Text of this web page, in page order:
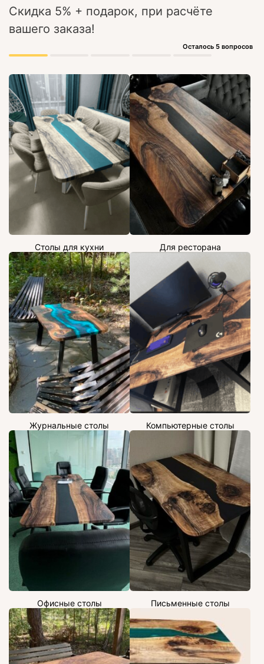
Скидка 5% + подарок, при расчёте
вашего заказа!
Осталось 5 вопросов
Столы для кухни Для ресторана
Журнальные столы Компьютерные столы
Офисные столы Письменные столы